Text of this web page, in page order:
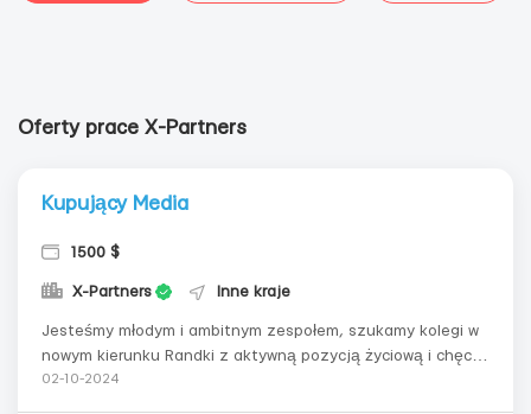
Oferty prace X-Partners
Kupujący Media
1500 $
X-Partners Inne kraje
Jesteśmy młodym i ambitnym zespołem, szukamy kolegi w
nowym kierunku Randki z aktywną pozycją życiową i chęcią
zarabiania i rozwijania się w cyfrowym marketingu Zadania
02-10-2024